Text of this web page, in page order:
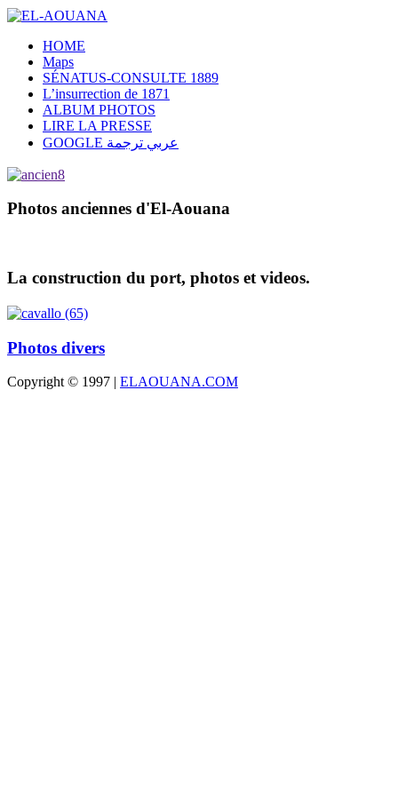
HOME
Maps
SÉNATUS-CONSULTE 1889
L’insurrection de 1871
ALBUM PHOTOS
LIRE LA PRESSE
GOOGLE عربي ترجمة
Photos anciennes d'El-Aouana
La construction du port, photos et videos.
Photos divers
Copyright © 1997 | ELAOUANA.COM